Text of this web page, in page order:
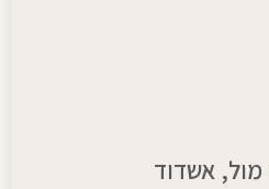
מול, אשדוד